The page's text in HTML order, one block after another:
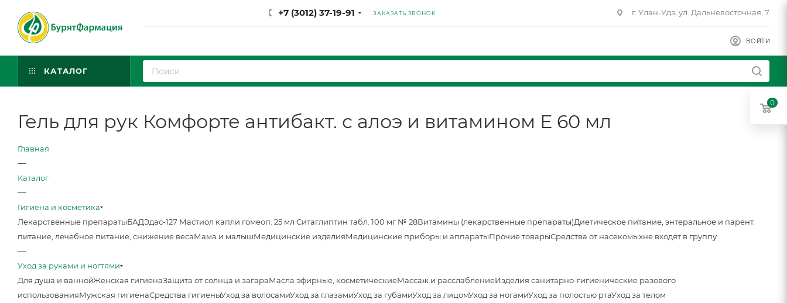
+7 (3012) 37-19-91 ЗАКАЗАТЬ ЗВОНОК г. Улан-Удэ, ул. Дальневосточная, 7
ВОЙТИ
КАТАЛОГ
Гель для рук Комфорте антибакт. с алоэ и витамином Е 60 мл
Главная
—
Каталог
—
Гигиена и косметика
Лекарственные препаратыБАДЭдас-127 Мастиол капли гомеоп. 25 мл Ситаглиптин табл. 100 мг № 28Витамины (лекарственные препараты)Диетическое питание, энтеральное и парент.
питание, лечебное питание, снижение весаМама и малышМедицинские изделияМедицинские приборы и аппаратыПрочие товарыСредства от насекомыхне входят в группу
—
Уход за руками и ногтями
Для душа и ваннойЖенская гигиенаЗащита от солнца и загараМасла эфирные, косметическиеМассаж и расслаблениеИзделия санитарно-гигиенические разового
использованияМужская гигиенаСредства гигиеныУход за волосамиУход за глазамиУход за губамиУход за лицомУход за ногамиУход за полостью ртаУход за телом
0